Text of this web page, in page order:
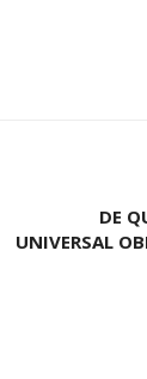
DE
UNIVERSAL